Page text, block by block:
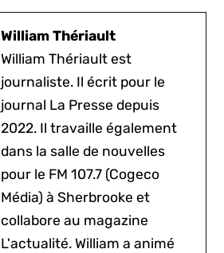
William Thériault
William Thériault est
journaliste. Il écrit pour le
journal La Presse depuis
2022. Il travaille également
dans la salle de nouvelles
pour le FM 107.7 (Cogeco
Média) à Sherbrooke et
collabore au magazine
L'actualité. William a animé